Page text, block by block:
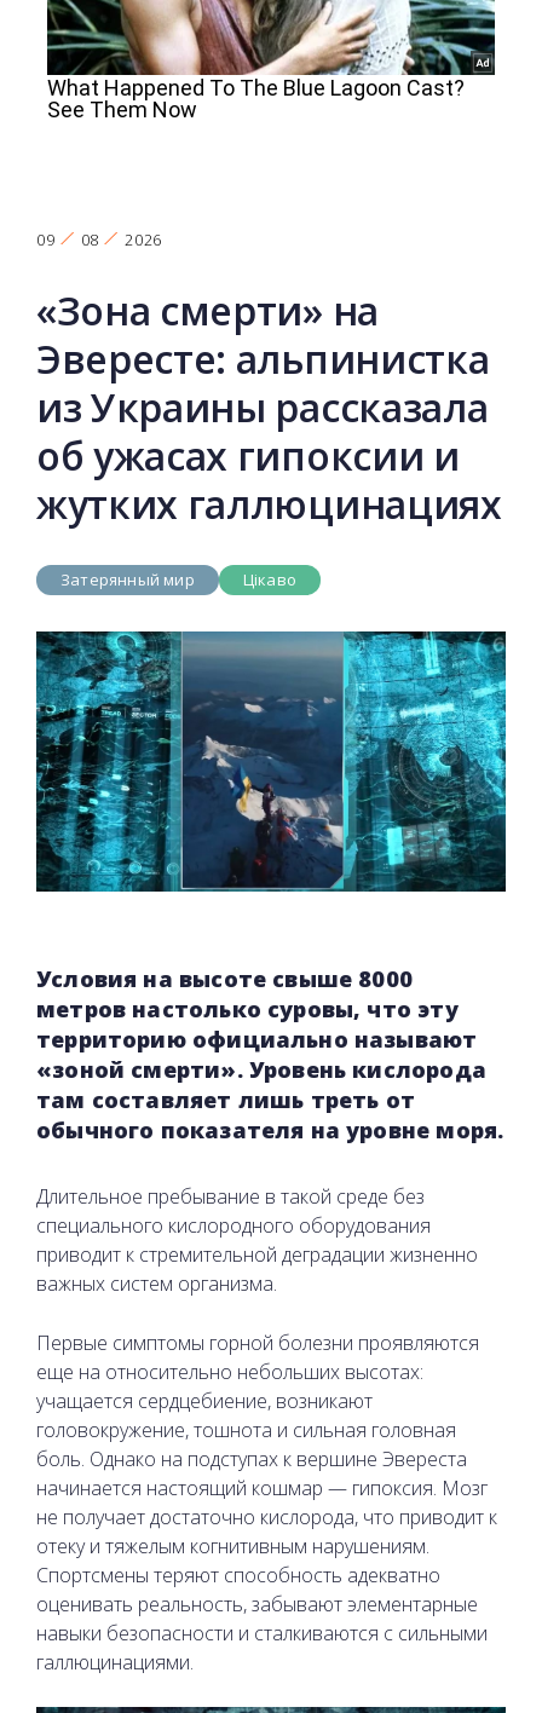
09 08 2026
«Зона смерти» на
Эвересте: альпинистка
из Украины рассказала
об ужасах гипоксии и
жутких галлюцинациях
Затерянный мир Цікаво
Условия на высоте свыше 8000
метров настолько суровы, что эту
территорию официально называют
«зоной смерти». Уровень кислорода
там составляет лишь треть от
обычного показателя на уровне моря.
Длительное пребывание в такой среде без
специального кислородного оборудования
приводит к стремительной деградации жизненно
важных систем организма.
Первые симптомы горной болезни проявляются
еще на относительно небольших высотах:
учащается сердцебиение, возникают
головокружение, тошнота и сильная головная
боль. Однако на подступах к вершине Эвереста
начинается настоящий кошмар — гипоксия. Мозг
не получает достаточно кислорода, что приводит к
отеку и тяжелым когнитивным нарушениям.
Спортсмены теряют способность адекватно
оценивать реальность, забывают элементарные
навыки безопасности и сталкиваются с сильными
галлюцинациями.